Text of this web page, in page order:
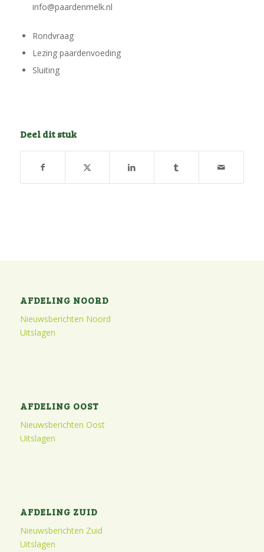
info@paardenmelk.nl
Rondvraag
Lezing paardenvoeding
Sluiting
Deel dit stuk
AFDELING NOORD
Nieuwsberichten Noord
Uitslagen
AFDELING OOST
Nieuwsberichten Oost
Uitslagen
AFDELING ZUID
Nieuwsberichten Zuid
Uitslagen